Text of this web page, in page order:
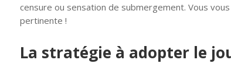
censure ou sensation de submergement. Vous
pertinente !
La stratégie à adopter le